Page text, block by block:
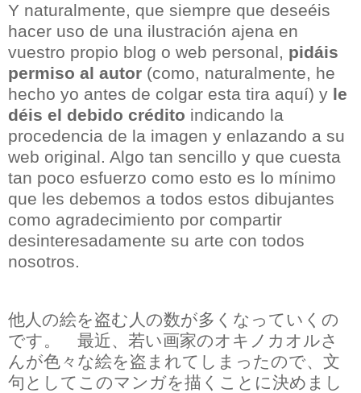
Y naturalmente, que siempre que deseéis
hacer uso de una ilustración ajena en
vuestro propio blog o web personal, pidáis
permiso al autor (como, naturalmente, he
hecho yo antes de colgar esta tira aquí) y le
déis el debido crédito indicando la
procedencia de la imagen y enlazando a su
web original. Algo tan sencillo y que cuesta
tan poco esfuerzo como esto es lo mínimo
que les debemos a todos estos dibujantes
como agradecimiento por compartir
desinteresadamente su arte con todos
nosotros.
他人の絵を盗む人の数が多くなっていくの
です。 最近、若い画家のオキノカオルさ
んが色々な絵を盗まれてしまったので、文
句としてこのマンガを描くことに決めまし